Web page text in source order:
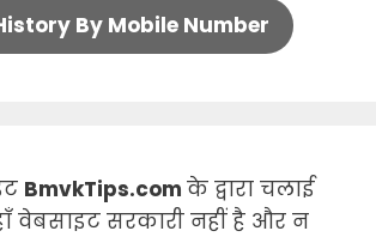
By Mobile Number
BmvkTips.com के द्वारा चलाई
वेबसाइट सरकारी नहीं है और न